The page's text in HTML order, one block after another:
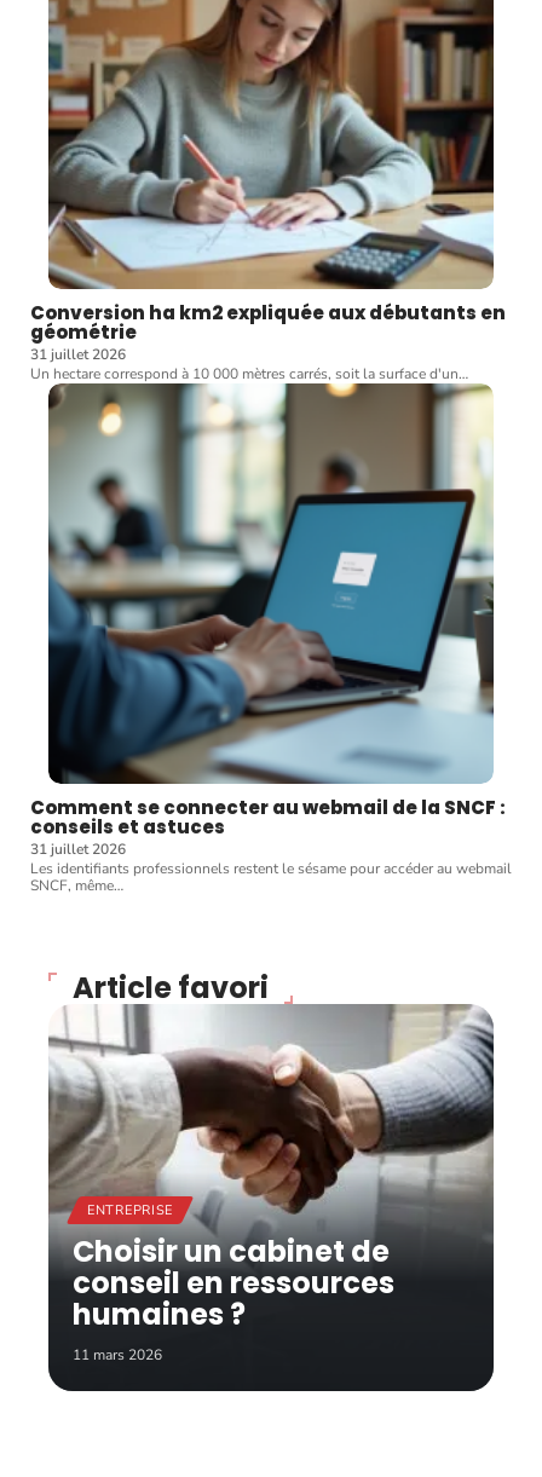
Conversion ha km2 expliquée aux débutants en
géométrie
31 juillet 2026
Un hectare correspond à 10 000 mètres carrés, soit la surface d'un…
Comment se connecter au webmail de la SNCF :
conseils et astuces
31 juillet 2026
Les identifiants professionnels restent le sésame pour accéder au webmail
SNCF, même…
Article favori
ENTREPRISE
Choisir un cabinet de
conseil en ressources
humaines ?
11 mars 2026